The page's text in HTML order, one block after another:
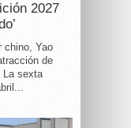
2027
chino, Yao
de
La sexta